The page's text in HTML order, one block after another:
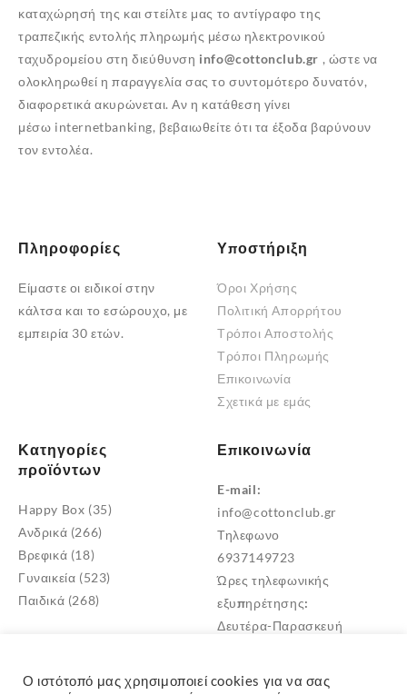
καταχώρησή της και στείλτε μας το αντίγραφο της
τραπεζικής εντολής πληρωμής μέσω ηλεκτρονικού
ταχυδρομείου στη διεύθυνση info@cottonclub.gr , ώστε να
ολοκληρωθεί η παραγγελία σας το συντομότερο δυνατόν,
διαφορετικά ακυρώνεται. Αν η κατάθεση γίνει
μέσω internetbanking, βεβαιωθείτε ότι τα έξοδα βαρύνουν
τον εντολέα.
Πληροφορίες
Είμαστε οι ειδικοί στην
κάλτσα και το εσώρουχο, με
εμπειρία 30 ετών.
Υποστήριξη
Όροι Χρήσης
Πολιτική Απορρήτου
Τρόποι Αποστολής
Τρόποι Πληρωμής
Επικοινωνία
Σχετικά με εμάς
Κατηγορίες
προϊόντων
Happy Box (35)
Ανδρικά (266)
Βρεφικά (18)
Γυναικεία (523)
Παιδικά (268)
Επικοινωνία
E-mail:
info@cottonclub.gr
Τηλεφωνο
6937149723
Ώρες τηλεφωνικής
εξυπηρέτησης:
Δευτέρα-Παρασκευή
Ο ιστότοπό μας χρησιμοποιεί cookies για να σας